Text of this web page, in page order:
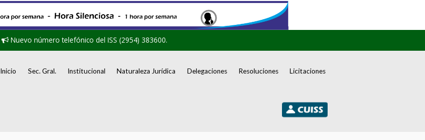
Nuevo número telefónico del ISS (2954) 383600.
Inicio Sec. Gral. Institucional Naturaleza Jurídica Delegaciones Resoluciones Licitaciones